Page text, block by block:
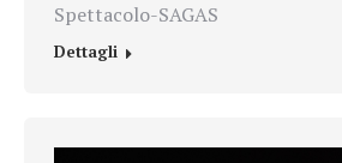
Spettacolo-SAGAS
Dettagli